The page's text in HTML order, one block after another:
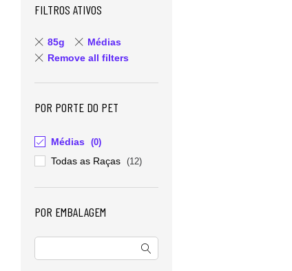
FILTROS ATIVOS
85g
Médias
Remove all filters
POR PORTE DO PET
Médias (0)
Todas as Raças (12)
POR EMBALAGEM